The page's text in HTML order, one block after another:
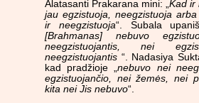
Alatasanti Prakarana mini: „Kad ir
jau egzistuoja, neegzistuoja
ir neegzistuoja“. Subala
[Brahmanas] nebuvo
neegzistuojantis, nei
neegzistuojantis “. Nadasiya
kad pradžioje „nebuvo nei
egzistuojančio, nei žemės, nei
kita nei Jis nebuvo“.